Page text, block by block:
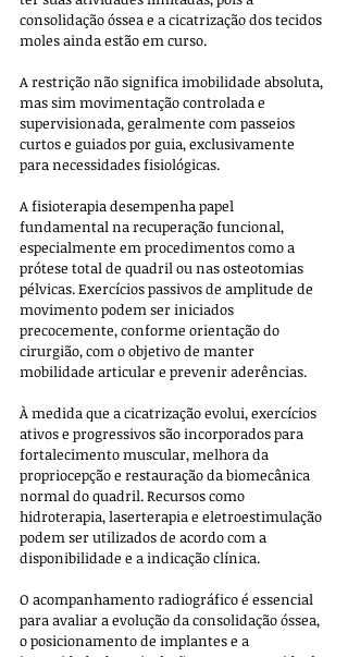
consolidação óssea e a cicatrização dos tecidos
moles ainda estão em curso.
A restrição não significa imobilidade absoluta,
mas sim movimentação controlada e
supervisionada, geralmente com passeios
curtos e guiados por guia, exclusivamente
para necessidades fisiológicas.
A fisioterapia desempenha papel
fundamental na recuperação funcional,
especialmente em procedimentos como a
prótese total de quadril ou nas osteotomias
pélvicas. Exercícios passivos de amplitude de
movimento podem ser iniciados
precocemente, conforme orientação do
cirurgião, com o objetivo de manter
mobilidade articular e prevenir aderências.
À medida que a cicatrização evolui, exercícios
ativos e progressivos são incorporados para
fortalecimento muscular, melhora da
propriocepção e restauração da biomecânica
normal do quadril. Recursos como
hidroterapia, laserterapia e eletroestimulação
podem ser utilizados de acordo com a
disponibilidade e a indicação clínica.
O acompanhamento radiográfico é essencial
para avaliar a evolução da consolidação óssea,
o posicionamento de implantes e a